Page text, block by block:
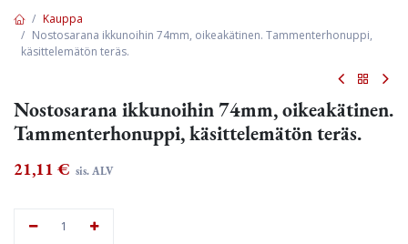
Kauppa
Nostosarana ikkunoihin 74mm, oikeakätinen. Tammenterhonuppi,
käsittelemätön teräs.
Nostosarana ikkunoihin 74mm, oikeakätinen.
Tammenterhonuppi, käsittelemätön teräs.
21,11 € sis. ALV